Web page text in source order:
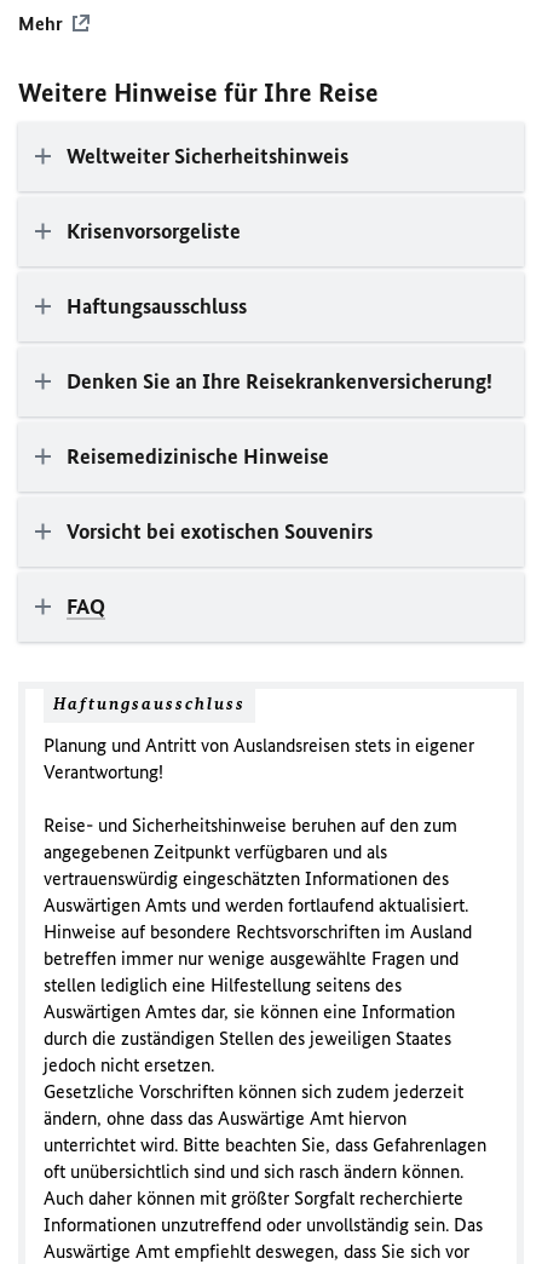
Mehr
Weitere Hinweise für Ihre Reise
Weltweiter Sicherheitshinweis
Krisenvorsorgeliste
Haftungsausschluss
Denken Sie an Ihre Reisekrankenversicherung!
Reisemedizinische Hinweise
Vorsicht bei exotischen Souvenirs
FAQ
Haftungsausschluss
Planung und Antritt von Auslandsreisen stets in eigener
Verantwortung!
Reise- und Sicherheitshinweise beruhen auf den zum
angegebenen Zeitpunkt verfügbaren und als
vertrauenswürdig eingeschätzten Informationen des
Auswärtigen Amts und werden fortlaufend aktualisiert.
Hinweise auf besondere Rechtsvorschriften im Ausland
betreffen immer nur wenige ausgewählte Fragen und
stellen lediglich eine Hilfestellung seitens des
Auswärtigen Amtes dar, sie können eine Information
durch die zuständigen Stellen des jeweiligen Staates
jedoch nicht ersetzen.
Gesetzliche Vorschriften können sich zudem jederzeit
ändern, ohne dass das Auswärtige Amt hiervon
unterrichtet wird. Bitte beachten Sie, dass Gefahrenlagen
oft unübersichtlich sind und sich rasch ändern können.
Auch daher können mit größter Sorgfalt recherchierte
Informationen unzutreffend oder unvollständig sein. Das
Auswärtige Amt empfiehlt deswegen, dass Sie sich vor